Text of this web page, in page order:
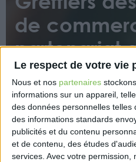
Le respect de votre vie
Nous et nos partenaires
informations sur un appareil,
des données personnelles
des informations standards
publicités et du contenu
et de contenu, des études
services. Avec votre permission,
de
partenariat
experts-